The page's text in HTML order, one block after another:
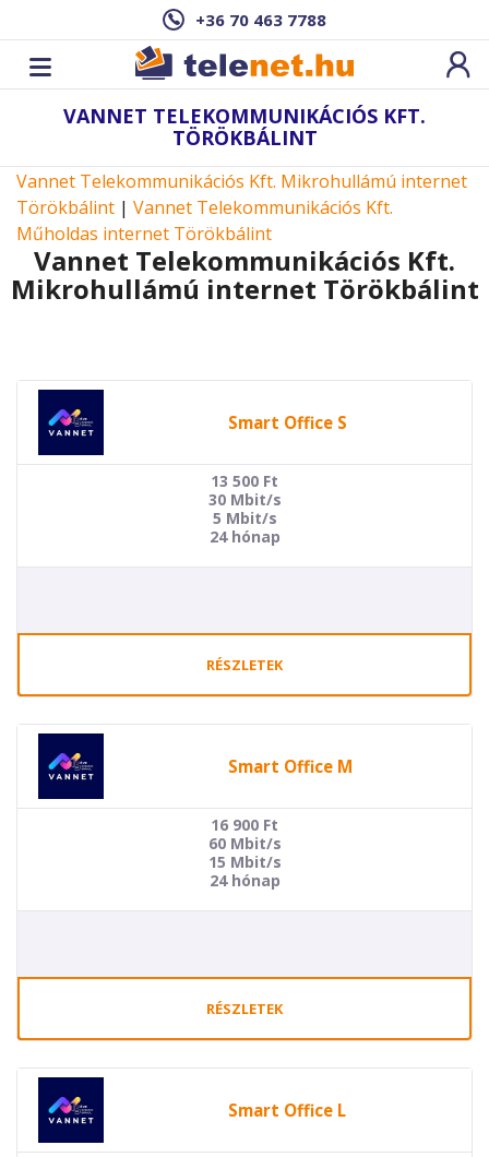
+36 70 463 7788
VANNET TELEKOMMUNIKÁCIÓS KFT.
TÖRÖKBÁLINT
Vannet Telekommunikációs Kft. Mikrohullámú internet
Törökbálint | Vannet Telekommunikációs Kft.
Műholdas internet Törökbálint
Vannet Telekommunikációs Kft.
Mikrohullámú internet Törökbálint
Smart Office S
13 500 Ft
30 Mbit/s
5 Mbit/s
24 hónap
RÉSZLETEK
Smart Office M
16 900 Ft
60 Mbit/s
15 Mbit/s
24 hónap
RÉSZLETEK
Smart Office L